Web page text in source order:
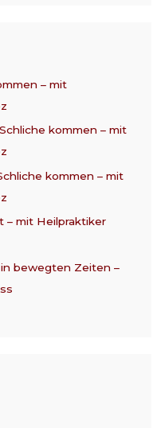
– mit
kommen – mit
kommen – mit
– mit Heilpraktiker
bewegten Zeiten –